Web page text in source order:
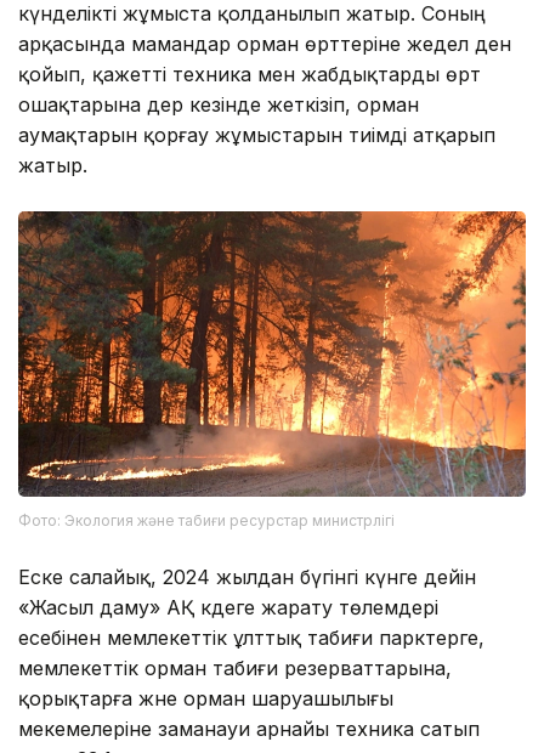
күнделікті жұмыста қолданылып жатыр. Соның
арқасында мамандар орман өрттеріне жедел ден
қойып, қажетті техника мен жабдықтарды өрт
ошақтарына дер кезінде жеткізіп, орман
аумақтарын қорғау жұмыстарын тиімді атқарып
жатыр.
Фото: Экология және табиғи ресурстар министрлігі
Еске салайық, 2024 жылдан бүгінгі күнге дейін
«Жасыл даму» АҚ кәдеге жарату төлемдері
есебінен мемлекеттік ұлттық табиғи парктерге,
мемлекеттік орман табиғи резерваттарына,
қорықтарға және орман шаруашылығы
мекемелеріне заманауи арнайы техника сатып